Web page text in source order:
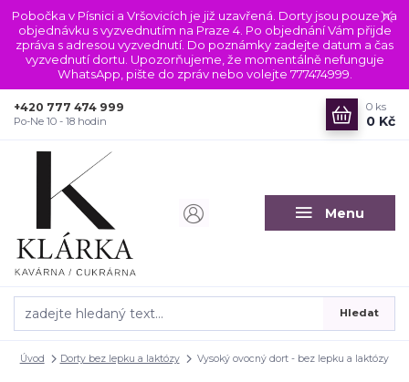
Pobočka v Písnici a Vršovicích je již uzavřená. Dorty jsou pouze na
objednávku s vyzvednutím na Praze 4. Po objednání Vám přijde
zpráva s adresou vyzvednutí. Do poznámky zadejte datum a čas
vyzvednutí dortu. Upozorňujeme, že momentálně nefunguje
WhatsApp, pište do zpráv nebo volejte 777474999.
Menu
Hledat
+420 777 474 999
Po-Ne 10 - 18 hodin
0 ks
0 Kč
Úvod Dorty bez lepku a laktózy Vysoký ovocný dort - bez lepku a laktózy